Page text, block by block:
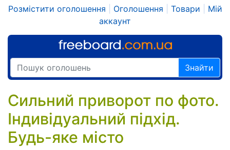
Розмістити оголошення Оголошення Товари
Мій
аккаунт
Знайти
Сильний приворот по фото.
Індивідуальний підхід.
Будь-яке місто